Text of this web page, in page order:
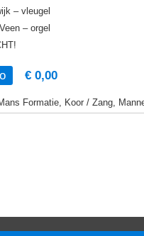
– vleugel
– orgel
€ 0,00
Formatie, Koor / Zang,